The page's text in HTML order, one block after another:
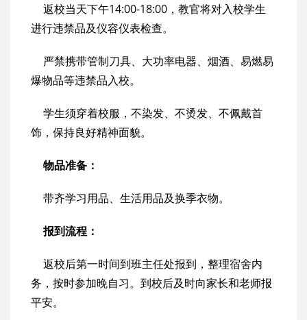
返校当天下午14:00-18:00，教官将对入校学生
进行违禁品及仪容仪表检查。
严禁携带管制刀具、大功率电器、烟酒、易燃易
爆物品等违禁品入校。
学生须穿着校服，不染发、不烫发、不佩戴首
饰，保持良好精神面貌。
物品准备：
带齐学习用品、生活用品及换季衣物。
报到流程：
返校后第一时间到班主任处报到，整理宿舍内
务，按时参加晚自习。到校后及时向家长和老师报
平安。